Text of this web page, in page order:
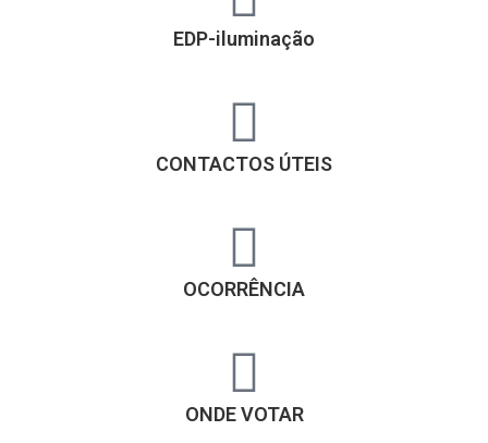
EDP-iluminação
CONTACTOS ÚTEIS
OCORRÊNCIA
ONDE VOTAR